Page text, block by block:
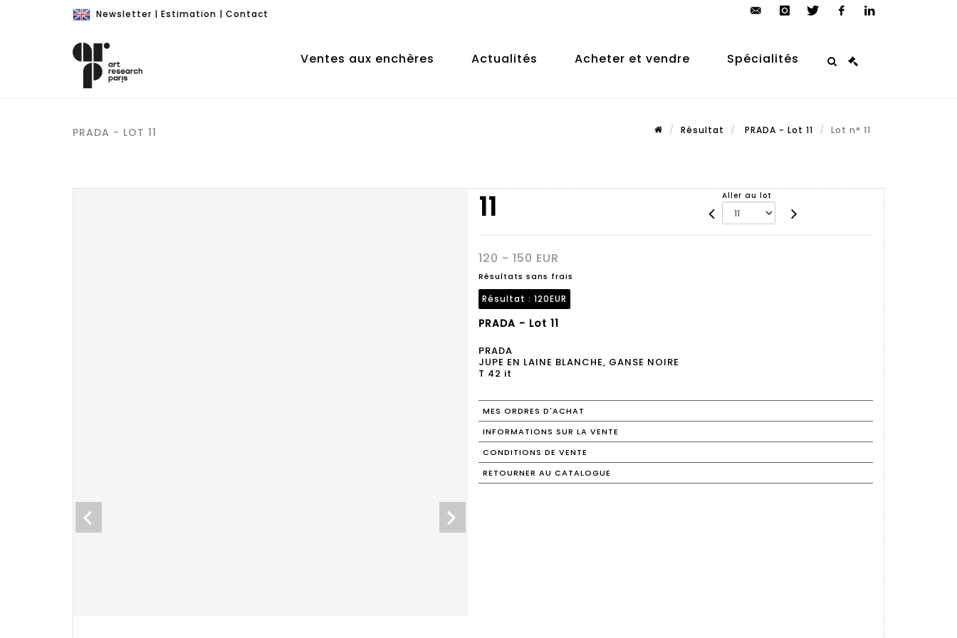
Newsletter | Estimation | Contact
auction.com
Ventes aux enchères Actualités Acheter et vendre Spécialités
PRADA - LOT 11 Résultat PRADA - Lot 11 Lot n° 11
11 Aller au lot
120 - 150 EUR
Résultats sans frais
Résultat : 120EUR
PRADA - Lot 11
PRADA
JUPE EN LAINE BLANCHE, GANSE NOIRE
T 42 it
MES ORDRES D'ACHAT
INFORMATIONS SUR LA VENTE
CONDITIONS DE VENTE
RETOURNER AU CATALOGUE